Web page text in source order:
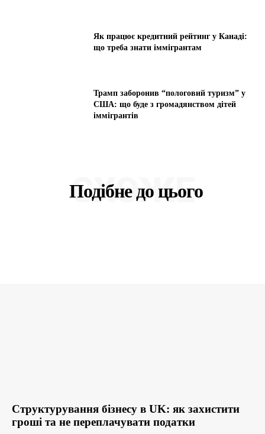
Як працює кредитний рейтинг у Канаді:
що треба знати іммігрантам
Трамп заборонив “пологовий туризм” у
США: що буде з громадянством дітей
іммігрантів
Подібне до цього
СХОЖЕ
Структурування бізнесу в UK: як захистити
гроші та не переплачувати податки